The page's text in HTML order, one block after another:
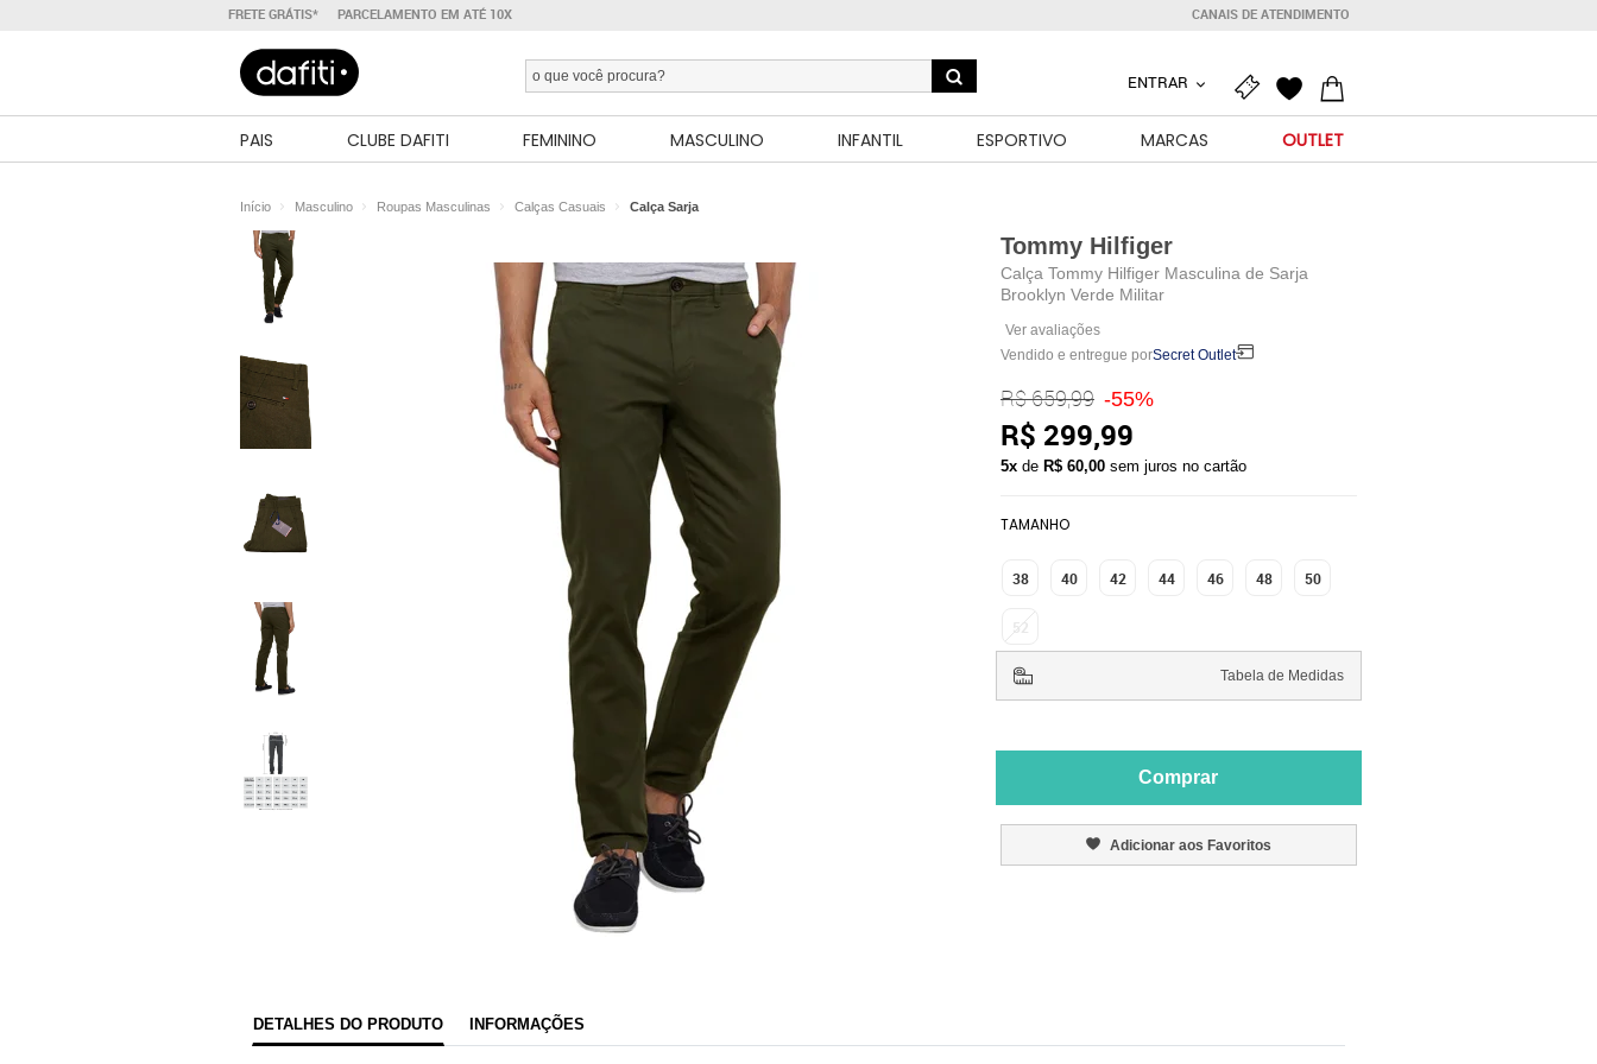
FRETE GRÁTIS* PARCELAMENTO EM ATÉ 10X CANAIS DE ATENDIMENTO
ENTRAR
PAIS CLUBE DAFITI FEMININO MASCULINO INFANTIL ESPORTIVO MARCAS OUTLET
Início Masculino Roupas Masculinas Calças Casuais Calça Sarja
Tommy Hilfiger
Calça Tommy Hilfiger Masculina de Sarja
Brooklyn Verde Militar
Ver avaliações
Vendido e entregue porSecret Outlet
R$ 659,99 -55%
R$ 299,99
5xde R$ 60,00 sem juros no cartão
TAMANHO
38 40 42 44 46 48 50
Tabela de Medidas
Comprar
Adicionar aos Favoritos
DETALHES DO PRODUTO INFORMAÇÕES